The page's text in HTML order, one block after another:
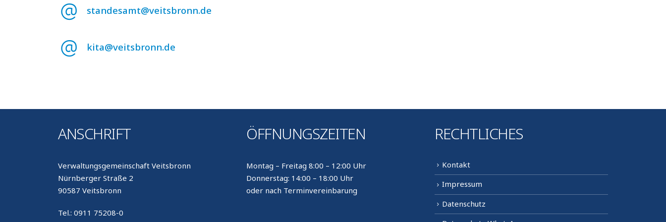
standesamt@veitsbronn.de
kita@veitsbronn.de
ANSCHRIFT
Verwaltungsgemeinschaft Veitsbronn
Nürnberger Straße 2
90587 Veitsbronn
Tel.: 0911 75208-0
ÖFFNUNGSZEITEN
Montag – Freitag 8:00 – 12:00 Uhr
Donnerstag: 14:00 – 18:00 Uhr
oder nach Terminvereinbarung
RECHTLICHES
Kontakt
Impressum
Datenschutz